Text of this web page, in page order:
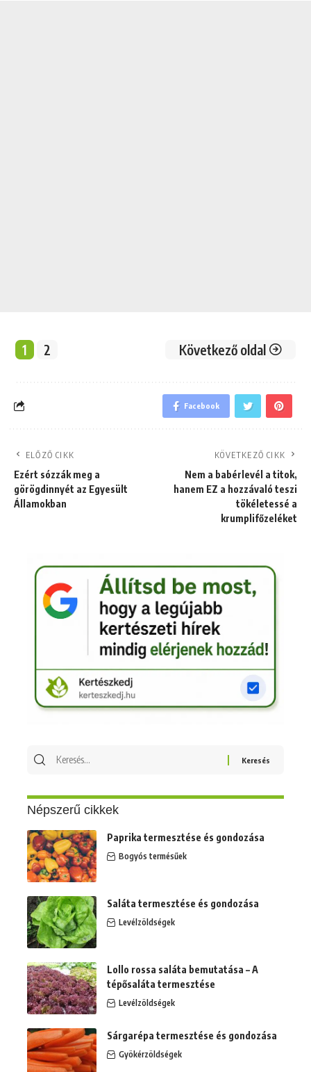
1 2 Következő oldal
Facebook
ELŐZŐ CIKK
Ezért sózzák meg a
görögdinnyét az Egyesült
Államokban
KÖVETKEZŐ CIKK
Nem a babérlevél a titok,
hanem EZ a hozzávaló teszi
tökéletessé a
krumplifőzeléket
Keresés
Népszerű cikkek
Paprika termesztése és gondozása
Bogyós termésűek
Saláta termesztése és gondozása
Levélzöldségek
Lollo rossa saláta bemutatása – A
tépősaláta termesztése
Levélzöldségek
Sárgarépa termesztése és gondozása
Gyökérzöldségek